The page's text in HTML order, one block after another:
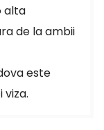
alta
de la ambii
este